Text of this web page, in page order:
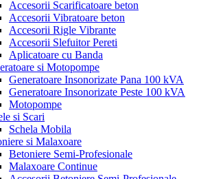
Accesorii Scarificatoare beton
Accesorii Vibratoare beton
Accesorii Rigle Vibrante
Accesorii Slefuitor Pereti
Aplicatoare cu Banda
si Motopompe
Generatoare Insonorizate Pana 100 kVA
Generatoare Insonorizate Peste 100 kVA
Motopompe
si Scari
Schela Mobila
si Malaxoare
Betoniere Semi-Profesionale
Malaxoare Continue